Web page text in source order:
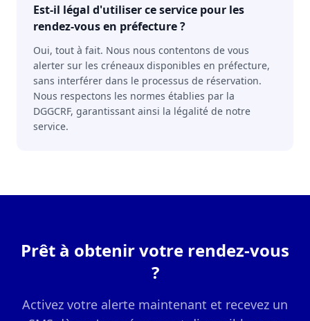
Est-il légal d'utiliser ce service pour les
rendez-vous en préfecture ?
Oui, tout à fait. Nous nous contentons de vous
alerter sur les créneaux disponibles en préfecture,
sans interférer dans le processus de réservation.
Nous respectons les normes établies par la
DGGCRF, garantissant ainsi la légalité de notre
service.
Prêt à obtenir votre rendez-vous
?
Activez votre alerte maintenant et recevez un